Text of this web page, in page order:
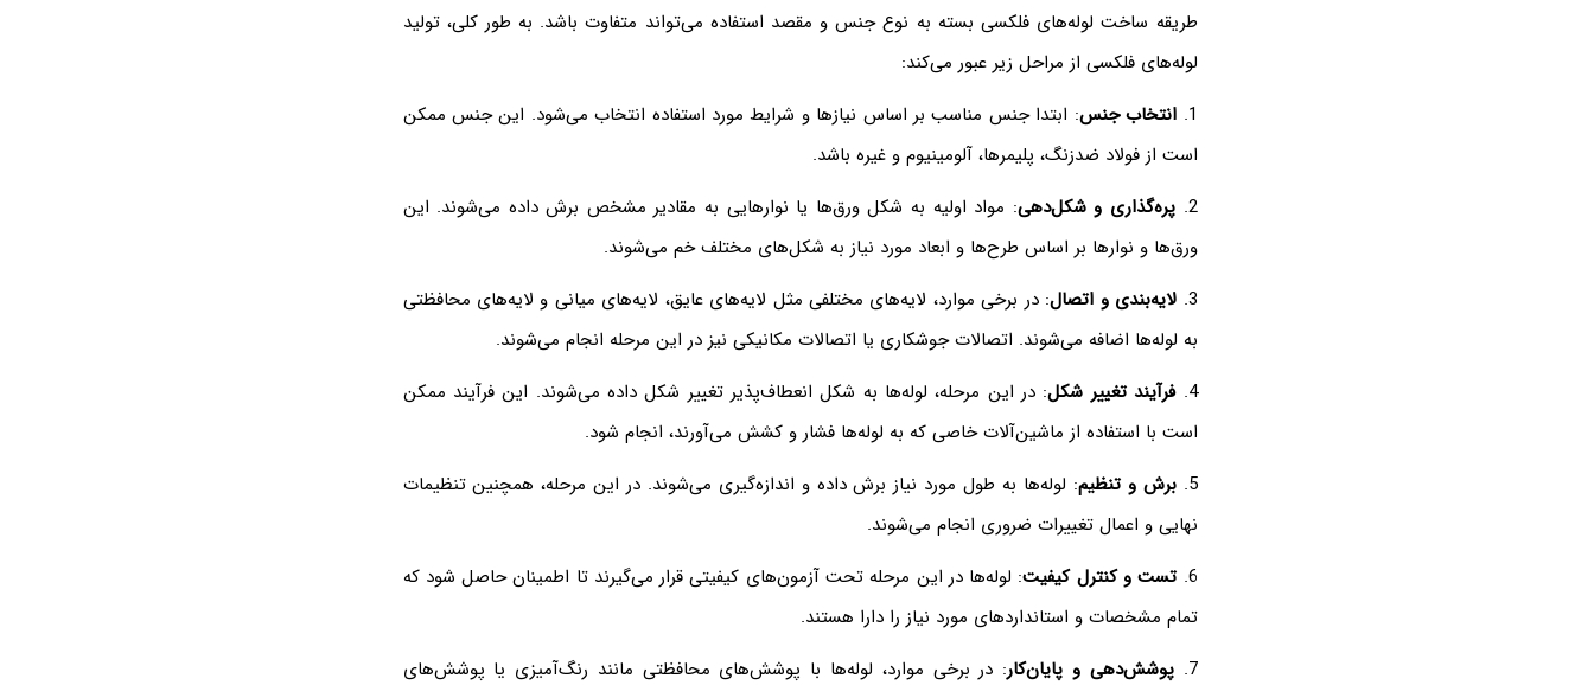
طریقه ساخت لوله‌های فلکسی بسته به نوع جنس و مقصد استفاده می‌تواند متفاوت باشد. به طور کلی، تولید
لوله‌های فلکسی از مراحل زیر عبور می‌کند:
1. انتخاب جنس: ابتدا جنس مناسب بر اساس نیازها و شرایط مورد استفاده انتخاب می‌شود. این جنس ممکن
است از فولاد ضدزنگ، پلیمرها، آلومینیوم و غیره باشد.
2. پره‌گذاری و شکل‌دهی: مواد اولیه به شکل ورق‌ها یا نوارهایی به مقادیر مشخص برش داده می‌شوند. این
ورق‌ها و نوارها بر اساس طرح‌ها و ابعاد مورد نیاز به شکل‌های مختلف خم می‌شوند.
3. لایه‌بندی و اتصال: در برخی موارد، لایه‌های مختلفی مثل لایه‌های عایق، لایه‌های میانی و لایه‌های محافظتی
به لوله‌ها اضافه می‌شوند. اتصالات جوشکاری یا اتصالات مکانیکی نیز در این مرحله انجام می‌شوند.
4. فرآیند تغییر شکل: در این مرحله، لوله‌ها به شکل انعطاف‌پذیر تغییر شکل داده می‌شوند. این فرآیند ممکن
است با استفاده از ماشین‌آلات خاصی که به لوله‌ها فشار و کشش می‌آورند، انجام شود.
5. برش و تنظیم: لوله‌ها به طول مورد نیاز برش داده و اندازه‌گیری می‌شوند. در این مرحله، همچنین تنظیمات
نهایی و اعمال تغییرات ضروری انجام می‌شوند.
6. تست و کنترل کیفیت: لوله‌ها در این مرحله تحت آزمون‌های کیفیتی قرار می‌گیرند تا اطمینان حاصل شود که
تمام مشخصات و استانداردهای مورد نیاز را دارا هستند.
7. پوشش‌دهی و پایان‌کار: در برخی موارد، لوله‌ها با پوشش‌های محافظتی مانند رنگ‌آمیزی یا پوشش‌های